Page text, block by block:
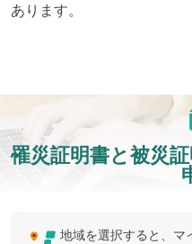
あります。
罹災証明書と被災
地域を選択すると、マ